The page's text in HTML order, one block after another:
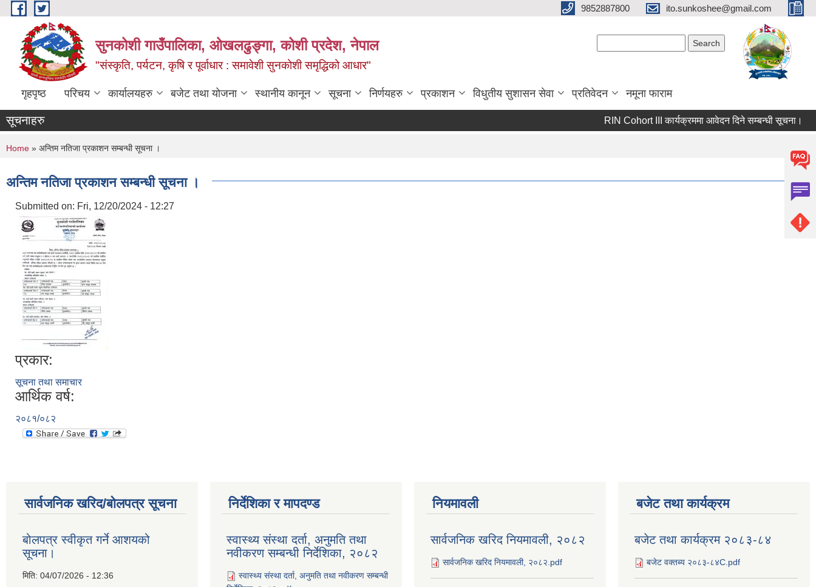
Skip to main content 9852887800 ito.sunkoshee@gmail.com
सुनकोशी गाउँपालिका, ओखलढुङ्गा, कोशी प्रदेश, नेपाल
"संस्कृति, पर्यटन, कृषि र पूर्वाधार : समावेशी सुनकोशी समृद्धिको आधार"
गृहपृष्ठ परिचय कार्यालयहरु बजेट तथा योजना स्थानीय कानून सूचना निर्णयहरु प्रकाशन विधुतीय सुशासन सेवा प्रतिवेदन नमूना फाराम
सूचनाहरु RIN Cohort III कार्यक्रममा आवेदन दिने सम्बन्धी सूचना।
You are here
Home » अन्तिम नतिजा प्रकाशन सम्बन्धी सूचना ।
अन्तिम नतिजा प्रकाशन सम्बन्धी सूचना ।
Submitted on: Fri, 12/20/2024 - 12:27
प्रकार:
सूचना तथा समाचार
आर्थिक वर्ष:
२०८१/०८२
सार्वजनिक खरिद/बोलपत्र सूचना
बोलपत्र स्वीकृत गर्ने आशयको
सूचना।
मिति: 04/07/2026 - 12:36
निर्देशिका र मापदण्ड
स्वास्थ्य संस्था दर्ता, अनुमति तथा
नवीकरण सम्बन्धी निर्देशिका, २०८२
स्वास्थ्य संस्था दर्ता, अनुमति तथा नवीकरण सम्बन्धी
नियमावली
सार्वजनिक खरिद नियमावली, २०८२
सार्वजनिक खरिद नियमावली, २०८२.pdf
बजेट तथा कार्यक्रम
बजेट तथा कार्यक्रम २०८३-८४
बजेट वक्तब्य २०८३-८४C.pdf